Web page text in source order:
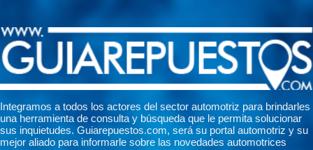
Integramos a todos los actores del sector automotriz para brindarles
una herramienta de consulta y búsqueda que le permita solucionar
sus inquietudes. Guiarepuestos.com, será su portal automotriz y su
mejor aliado para informarle sobre las novedades automotrices